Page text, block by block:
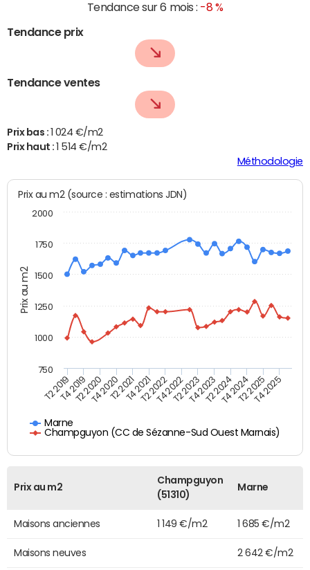
Tendance sur 6 mois : -8 %
Tendance prix
Tendance ventes
Prix bas :
1 024 €/m2
Prix haut :
1 514 €/m2
Méthodologie
Prix au m2
Prix au m2 (source : estimations JDN)
Marne
Champguyon (CC de Sézanne-Sud Ouest Marnais)
T2 2019T4 2019T2 2020T4 2020T2 2021T4 2021T2 2022T4 2022T2 2023T4 2023T2 2024T4 2024T2 2025T4 2025
750
1000
1250
1500
1750
2000
Prix au m2
Champguyon
(51310)
Marne
Maisons anciennes 1 149 €/m2 1 685 €/m2
Maisons neuves 2 642 €/m2